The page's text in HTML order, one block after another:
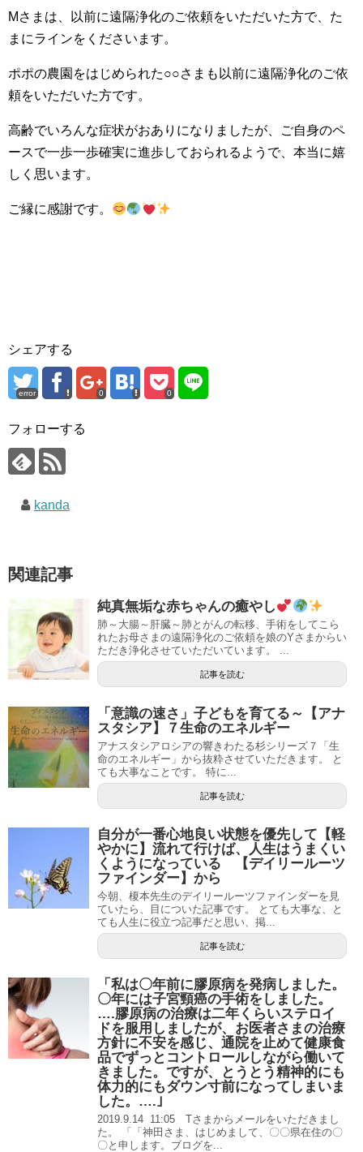
Mさまは、以前に遠隔浄化のご依頼をいただいた方で、た
まにラインをくださいます。
ポポの農園をはじめられた○○さまも以前に遠隔浄化のご依
頼をいただいた方です。
高齢でいろんな症状がおありになりましたが、ご自身のペ
ースで一歩一歩確実に進歩しておられるようで、本当に嬉
しく思います。
ご縁に感謝です。
シェアする
error 0 0
フォローする
kanda
関連記事
純真無垢な赤ちゃんの癒やし
肺～大腸～肝臓～肺とがんの転移、手術をしてこら
れたお母さまの遠隔浄化のご依頼を娘のYさまからい
ただき浄化させていただいています。 ...
記事を読む
「意識の速さ」子どもを育てる～【アナ
スタシア】７生命のエネルギー
アナスタシアロシアの響きわたる杉シリーズ７「生
命のエネルギー」から抜粋させていただきます。 と
ても大事なことです。 特に...
記事を読む
自分が一番心地良い状態を優先して【軽
やかに】流れて行けば、人生はうまくい
くようになっている 【デイリールーツ
ファインダー】から
今朝、榎本先生のデイリールーツファインダーを見
ていたら、目についた記事です。 とても大事な、と
ても人生に役立つ記事だと思い、掲...
記事を読む
「私は〇年前に膠原病を発病しました。
〇年には子宮頸癌の手術をしました。
….膠原病の治療は二年くらいステロイ
ドを服用しましたが、お医者さまの治療
方針に不安を感じ、通院を止めて健康食
品でずっとコントロールしながら働いて
きました。ですが、とうとう精神的にも
体力的にもダウン寸前になってしまいま
した。….｣
2019.9.14 11:05 Tさまからメールをいただきまし
た。 「「神田さま、はじめまして、〇〇県在住の〇
〇と申します。ブログを...